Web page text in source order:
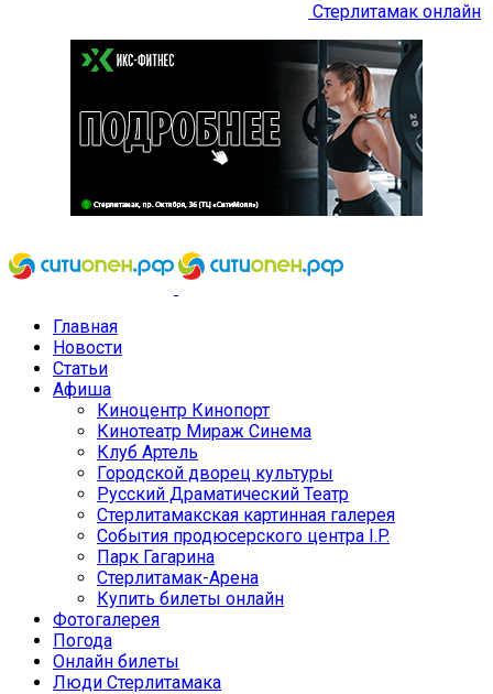
Стерлитамак онлайн
Главная
Новости
Статьи
Афиша
Киноцентр Кинопорт
Кинотеатр Мираж Синема
Клуб Артель
Городской дворец культуры
Русский Драматический Театр
Стерлитамакская картинная галерея
События продюсерского центра I.P.
Парк Гагарина
Стерлитамак-Арена
Купить билеты онлайн
Фотогалерея
Погода
Онлайн билеты
Люди Стерлитамака